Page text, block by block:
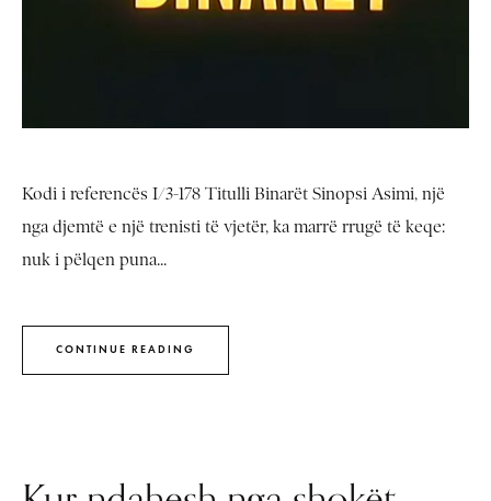
Kodi i referencës I/3-178 Titulli Binarët Sinopsi Asimi, një
nga djemtë e një trenisti të vjetër, ka marrë rrugë të keqe:
nuk i pëlqen puna...
CONTINUE READING